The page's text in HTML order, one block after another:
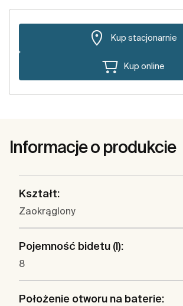
Kup stacjonarnie
Kup online
Informacje o produkcie
Kształt:
Zaokrąglony
Pojemność bidetu (l):
8
Położenie otworu na baterie: